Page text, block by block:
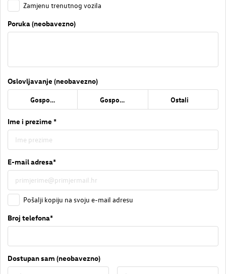
Zamjenu trenutnog vozila
Poruka (neobavezno)
Oslovljavanje (neobavezno)
Gospođa Gospodin Ostali
Ime i prezime *
E-mail adresa*
Pošalji kopiju na svoju e-mail adresu
Broj telefona*
Dostupan sam (neobavezno)